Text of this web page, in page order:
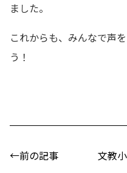
ました。
これからも、みんなで声
う！
←前の記事
文教